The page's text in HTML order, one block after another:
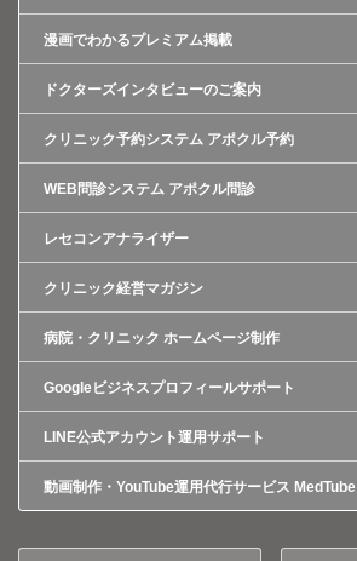
漫画でわかるプレミアム掲載
ドクターズインタビューのご案内
クリニック予約システム アポクル予約
WEB問診システム アポクル問診
レセコンアナライザー
クリニック経営マガジン
病院・クリニック ホームページ制作
Googleビジネスプロフィールサポート
LINE公式アカウント運用サポート
動画制作・YouTube運用代行サービス MedTube